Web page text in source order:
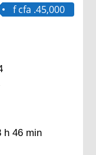
f cfa .45,000
h 46 min